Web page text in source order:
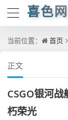
喜色网
当前位置： 首页
正文
CSGO银河
朽荣光